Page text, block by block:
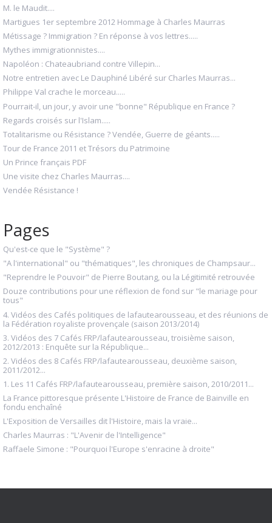
M. le Maudit....
Martigues 1er septembre 2012 Hommage à Charles Maurras
Métissage ? Immigration ? En réponse à vos lettres.....
Mythes immigrationnistes....
Napoléon : Chateaubriand contre Villepin...
Notre entretien avec Le Dauphiné Libéré sur Charles Maurras...
Philippe Val crache le morceau.....
Pourrait-il, un jour, y avoir une "bonne" République en France ?
Regards croisés sur l'Islam.....
Totalitarisme ou Résistance ? Vendée, Guerre de géants.....
Tour de France 2011 et Trésors du Patrimoine
Un Prince français PDF
Une visite chez Charles Maurras....
Vendée Résistance !
Pages
Qu'est-ce que le "Système" ?
"A l'international" ou "thématiques", les chroniques de Champsaur...
"Reprendre le Pouvoir" de Pierre Boutang, ou la Légitimité retrouvée
Douze contributions pour une réflexion de fond sur "le mariage pour
tous"
4. Vidéos des Cafés politiques de lafautearousseau, et des réunions de
la Fédération royaliste provençale (saison 2013/2014)
3. Vidéos des 7 Cafés FRP/lafautearousseau, troisième saison,
2012/2013 : Enquête sur la République...
2. Vidéos des 8 Cafés FRP/lafautearousseau, deuxième saison,
2011/2012...
1. Les 11 Cafés FRP/lafautearousseau, première saison, 2010/2011...
La France pittoresque présente L'Histoire de France de Bainville en
fondu enchaîné
L'Exposition de Versailles dit l'Histoire, mais la vraie...
Charles Maurras : "L'Avenir de l'Intelligence"
Raffaele Simone : "Pourquoi l'Europe s'enracine à droite"